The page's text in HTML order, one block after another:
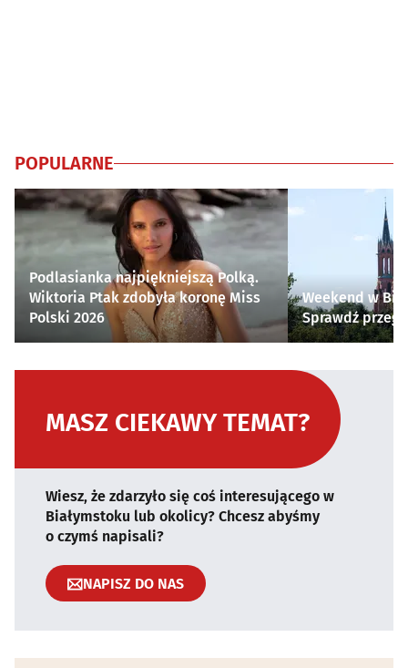
POPULARNE
Podlasianka najpiękniejszą Polką.
Wiktoria Ptak zdobyła koronę Miss
Polski 2026
Weekend w
Sprawdź
MASZ CIEKAWY TEMAT?
Wiesz, że zdarzyło się coś interesującego w
Białymstoku lub okolicy? Chcesz abyśmy
o czymś napisali?
NAPISZ DO NAS